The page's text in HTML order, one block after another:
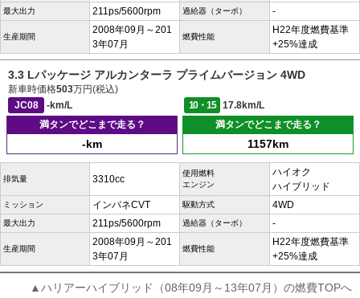
最大出力 211ps/5600rpm 過給器（ターボ） -
生産期間
2008年09月～201
3年07月
燃費性能
H22年度燃費基準
+25%達成
3.3 Lパッケージ アルカンターラ プライムバージョン 4WD
新車時価格503万円(税込)
JC08
-km/L 10・15
17.8km/L
満タンでどこまで走る？
-km
満タンでどこまで走る？
1157km
排気量 3310cc
使用燃料
エンジン
ハイオク
ハイブリッド
ミッション インパネCVT 駆動方式 4WD
最大出力 211ps/5600rpm 過給器（ターボ） -
生産期間
2008年09月～201
3年07月
燃費性能
H22年度燃費基準
+25%達成
▲ハリアーハイブリッド（08年09月～13年07月）の燃費TOPへ